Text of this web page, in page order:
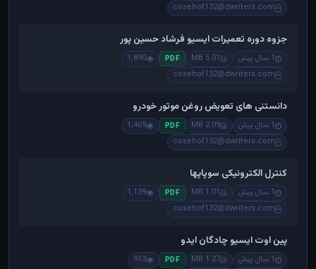
cosehof132@dwriters.com
جزوه دوره تعمیرات ایسیو فرشاد حسین پور
1 سال پیش 5.01 MB
PDF
1,890
cosehof132@dwriters.com
دانستنی های تعویض روغن موتور خودرو
1 سال پیش 2.09 MB
PDF
1,469
cosehof132@dwriters.com
کنترل الکترونیکی سوپاپها
1 سال پیش 1.01 MB
PDF
1,139
cosehof132@dwriters.com
پین اوت ایسیو چادگان ایدو
1 سال پیش 1.27 MB
PDF
913